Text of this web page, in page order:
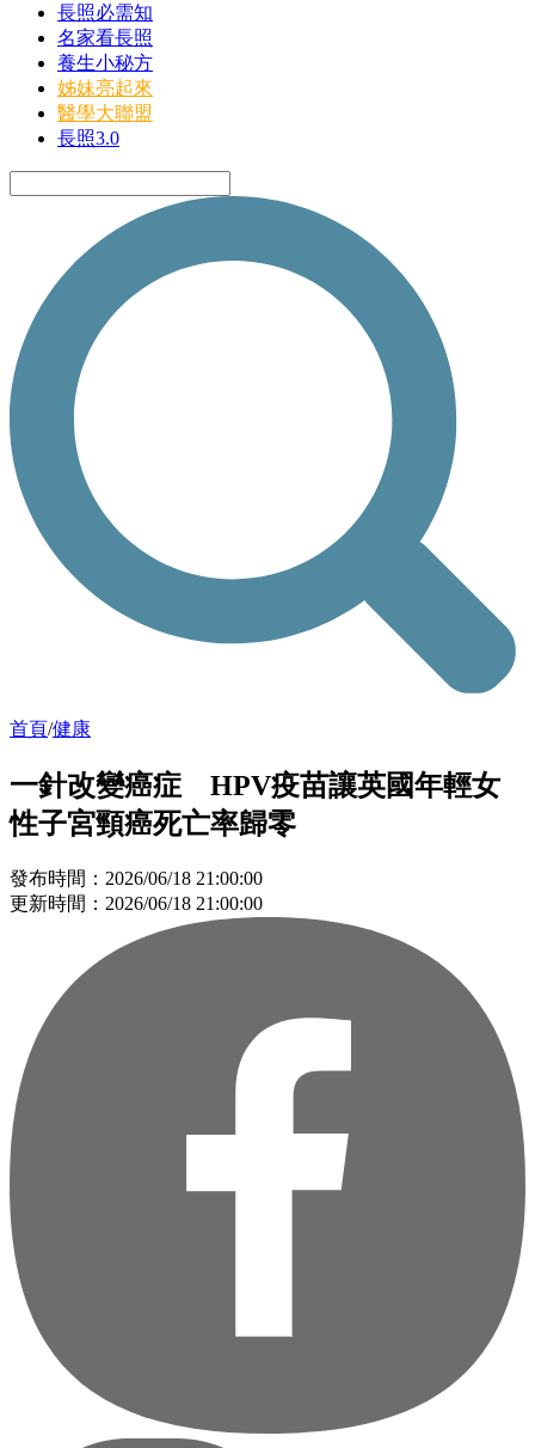
長照必需知
名家看長照
養生小秘方
姊妹亮起來
醫學大聯盟
長照3.0
首頁/健康
一針改變癌症 HPV疫苗讓英國年輕女
性子宮頸癌死亡率歸零
發布時間：2026/06/18 21:00:00
更新時間：2026/06/18 21:00:00